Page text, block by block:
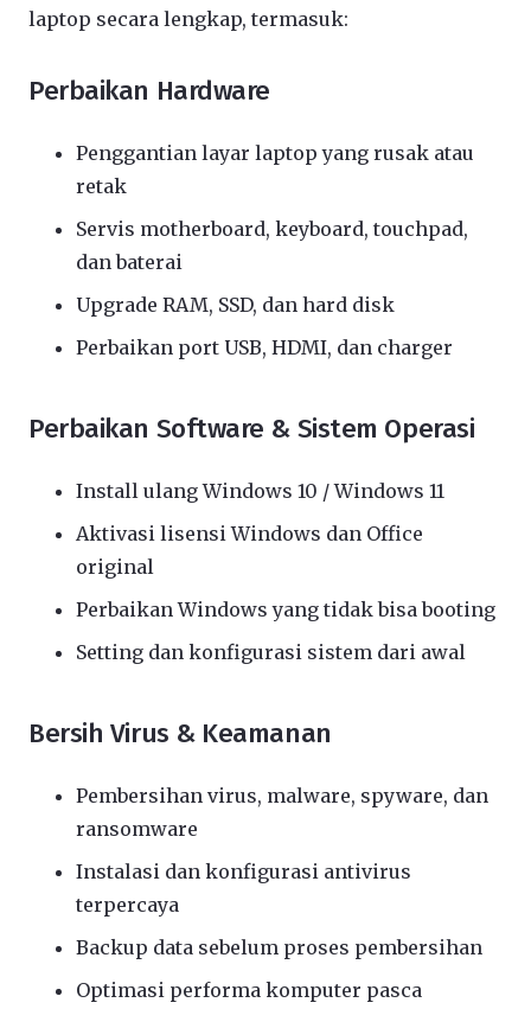
laptop secara lengkap, termasuk:
Perbaikan Hardware
Penggantian layar laptop yang rusak atau
retak
Servis motherboard, keyboard, touchpad,
dan baterai
Upgrade RAM, SSD, dan hard disk
Perbaikan port USB, HDMI, dan charger
Perbaikan Software & Sistem Operasi
Install ulang Windows 10 / Windows 11
Aktivasi lisensi Windows dan Office
original
Perbaikan Windows yang tidak bisa booting
Setting dan konfigurasi sistem dari awal
Bersih Virus & Keamanan
Pembersihan virus, malware, spyware, dan
ransomware
Instalasi dan konfigurasi antivirus
terpercaya
Backup data sebelum proses pembersihan
Optimasi performa komputer pasca